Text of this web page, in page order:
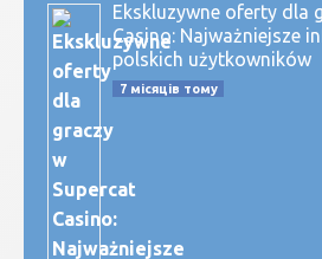
Ekskluzywne oferty dla
Casino: Najważniejsze
polskich użytkowników
7 місяців тому